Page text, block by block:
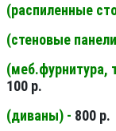
(распиленные
(стеновые панели
(меб.фурнитура,
100 р.
(диваны) - 800 р.